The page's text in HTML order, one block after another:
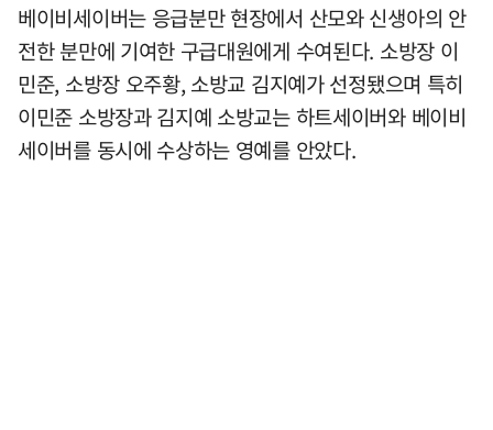
베이비세이버는 응급분만 현장에서 산모와 신생아의 안
전한 분만에 기여한 구급대원에게 수여된다. 소방장 이
민준, 소방장 오주황, 소방교 김지예가 선정됐으며 특히
이민준 소방장과 김지예 소방교는 하트세이버와 베이비
세이버를 동시에 수상하는 영예를 안았다.